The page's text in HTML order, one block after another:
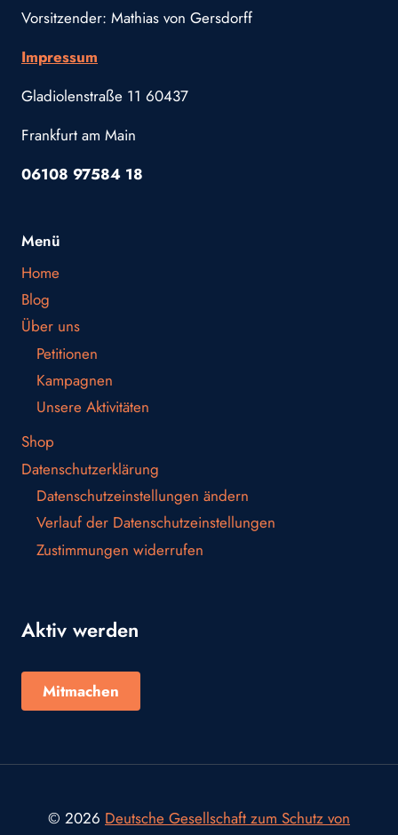
Vorsitzender: Mathias von Gersdorff
Impressum
Gladiolenstraße 11 60437
Frankfurt am Main
06108 97584 18
Menü
Home
Blog
Über uns
Petitionen
Kampagnen
Unsere Aktivitäten
Shop
Datenschutzerklärung
Datenschutzeinstellungen ändern
Verlauf der Datenschutzeinstellungen
Zustimmungen widerrufen
Aktiv werden
Mitmachen
© 2026 Deutsche Gesellschaft zum Schutz von